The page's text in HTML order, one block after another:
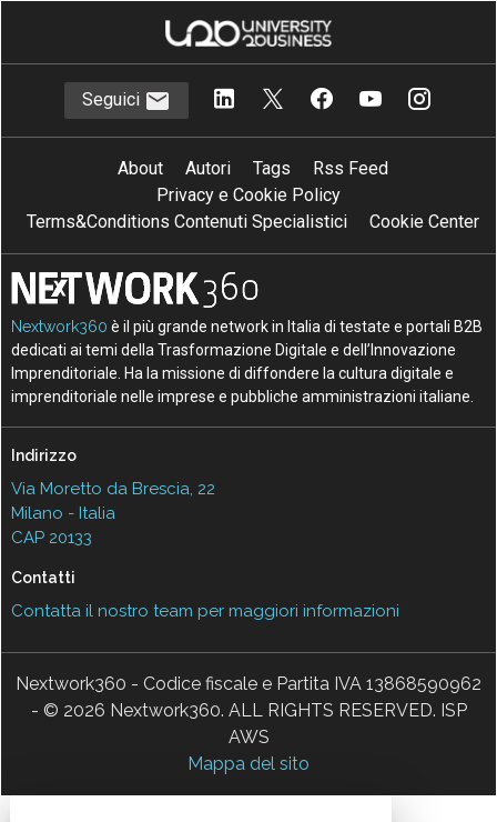
Seguici
About Autori Tags
Rss Feed
Privacy e Cookie Policy
Terms&Conditions Contenuti Specialistici
Cookie Center
Nextwork360 è il più grande network in Italia di testate e portali B2B
dedicati ai temi della Trasformazione Digitale e dell’Innovazione
Imprenditoriale. Ha la missione di diffondere la cultura digitale e
imprenditoriale nelle imprese e pubbliche amministrazioni italiane.
Indirizzo
Via Moretto da Brescia, 22
Milano - Italia
CAP 20133
Contatti
Contatta il nostro team per maggiori informazioni
Nextwork360 - Codice fiscale e Partita IVA 13868590962
- © 2026 Nextwork360. ALL RIGHTS RESERVED. ISP
AWS
Mappa del sito